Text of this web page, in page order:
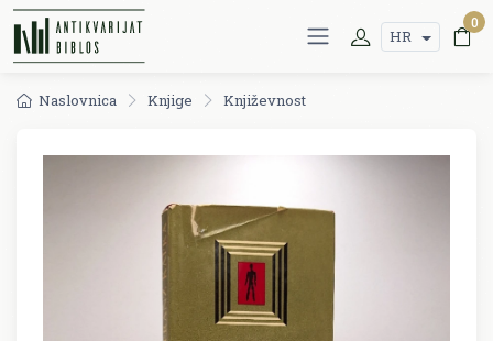
HR
0
Naslovnica Knjige Književnost